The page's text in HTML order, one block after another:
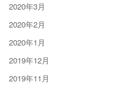
2020年3月
2020年2月
2020年1月
2019年12月
2019年11月